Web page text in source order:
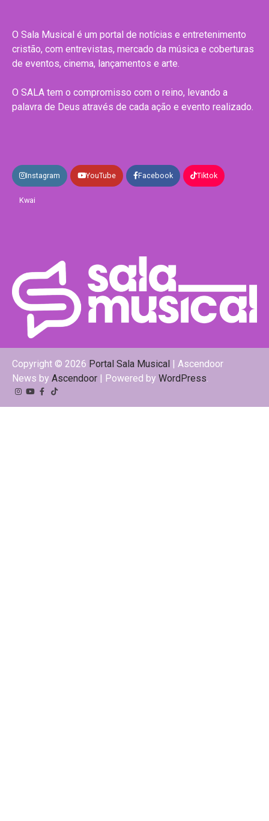
O Sala Musical é um portal de notícias e entretenimento
cristão, com entrevistas, mercado da música e coberturas
de eventos, cinema, lançamentos e arte.
O SALA tem o compromisso com o reino, levando a
palavra de Deus através de cada ação e evento realizado.
Instagram YouTube Facebook Tiktok
Kwai
Copyright © 2026 Portal Sala Musical | Ascendoor
News by Ascendoor | Powered by WordPress.
Instagram
YouTube
Facebook
Tiktok